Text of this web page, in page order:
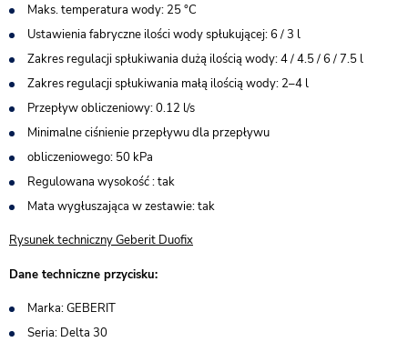
Maks. temperatura wody: 25 °C
Ustawienia fabryczne ilości wody spłukującej: 6 / 3 l
Zakres regulacji spłukiwania dużą ilością wody: 4 / 4.5 / 6 / 7.5 l
Zakres regulacji spłukiwania małą ilością wody: 2–4 l
Przepływ obliczeniowy: 0.12 l/s
Minimalne ciśnienie przepływu dla przepływu
obliczeniowego: 50 kPa
Regulowana wysokość : tak
Mata wygłuszająca w zestawie: tak
Rysunek techniczny Geberit Duofix
Dane techniczne przycisku:
Marka: GEBERIT
Seria: Delta 30